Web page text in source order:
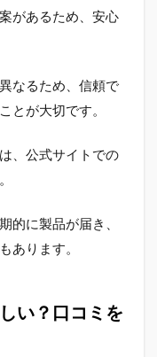
があるため、安心
なるため、信頼で
とが大切です。
、公式サイトでの
的に製品が届き、
あります。
い？口コミを